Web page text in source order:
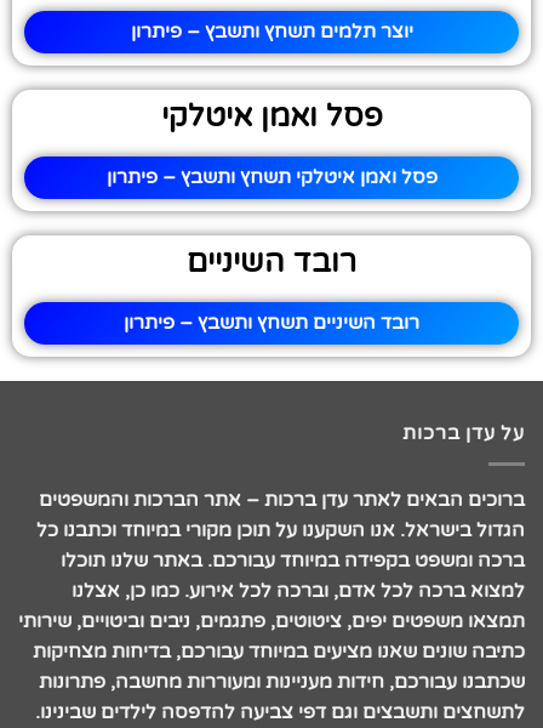
יוצר תלמים תשחץ ותשבץ – פיתרון
פסל ואמן איטלקי
פסל ואמן איטלקי תשחץ ותשבץ – פיתרון
רובד השיניים
רובד השיניים תשחץ ותשבץ – פיתרון
על עדן ברכות
ברוכים הבאים לאתר עדן ברכות – אתר הברכות והמשפטים
הגדול בישראל. אנו השקענו על תוכן מקורי במיוחד וכתבנו כל
ברכה ומשפט בקפידה במיוחד עבורכם. באתר שלנו תוכלו
למצוא ברכה לכל אדם, וברכה לכל אירוע. כמו כן, אצלנו
תמצאו משפטים יפים, ציטוטים, פתגמים, ניבים וביטויים, שירותי
כתיבה שונים שאנו מציעים במיוחד עבורכם, בדיחות מצחיקות
שכתבנו עבורכם, חידות מעניינות ומעוררות מחשבה, פתרונות
לתשחצים ותשבצים וגם דפי צביעה להדפסה לילדים שבינינו.